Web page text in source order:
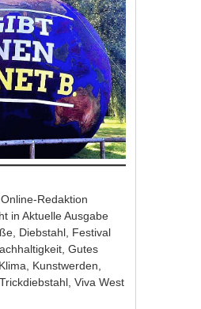
Redaktion
inAktuelle Ausgabe
, Diebstahl, Festival
,Gutes
Klima, Kunstwerden,
Trickdiebstahl,Viva West